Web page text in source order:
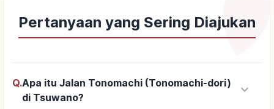
Pertanyaan yang Sering Diajukan
Q.Apa itu Jalan Tonomachi (Tonomachi-dori)
di Tsuwano?
keyboard_arrow_down